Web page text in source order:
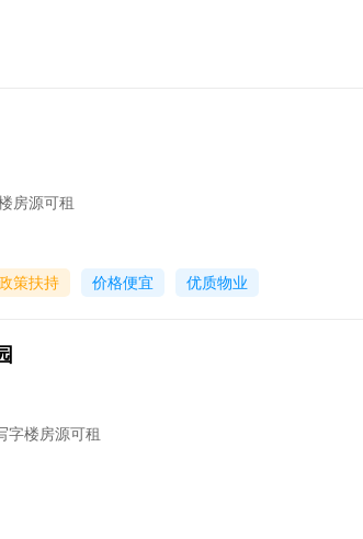
房源可租
策扶持 价格便宜 优质物业
字楼房源可租